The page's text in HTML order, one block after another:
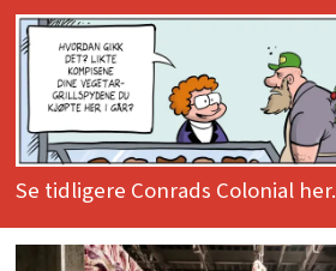
Se tidligere Conrads Colonial her.